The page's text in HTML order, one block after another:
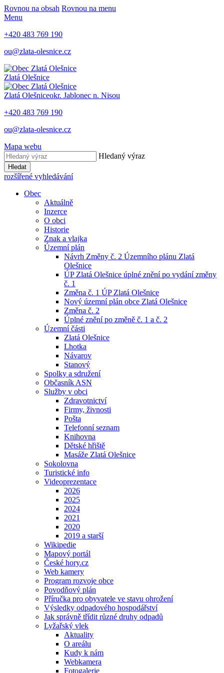
Rovnou na obsah Rovnou na menu
Menu
+420 483 769 190
ou@zlata-olesnice.cz
Zlatá Olešnice
Zlatá Olešniceokr. Jablonec n. Nisou
+420 483 769 190
ou@zlata-olesnice.cz
Mapa webu
Hledaný výraz
Hledat
rozšířené vyhledávání
Obec
Aktuálně
Inzerce
O obci
Historie
Znak a vlajka
Územní plán
Návrh Změny č. 2 Územního plánu Zlatá
Olešnice
ÚP Zlatá Olešnice úplné znění po vydání změny
č. 1
Změna č. 1 ÚP Zlatá Olešnice
Nový územní plán obce Zlatá Olešnice
Změna č. 2
Úplné znění po změně č. 1 a č. 2
Územní části
Zlatá Olešnice
Lhotka
Návarov
Stanový
Spolky a sdružení
Občasník ASN
Služby v obci
Zdravotnictví
Firmy, živnosti
Pošta
Telefonní seznam
Knihovna
Dětské hřiště
Masáže Zlatá Olešnice
Sokolovna
Turistické info
Videoprezentace
2026
2025
2024
2021
2020
2019 a starší
Wikipedie
Mapový portál
České hory.cz
Web kamery
Program rozvoje obce
Povodňový plán
Příručka pro obyvatele ve stavu ohrožení
Výsledky odpadového hospodářství
Jak správně třídit různé druhy odpadů
Lyžařský vlek
Aktuality
O areálu
Kudy k nám
Webkamera
Fotogalerie